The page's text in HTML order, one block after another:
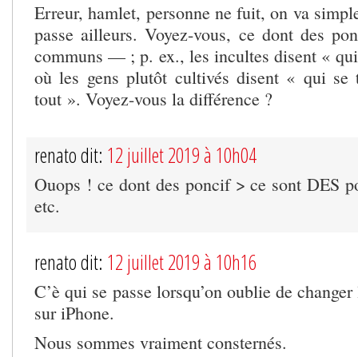
Erreur, hamlet, personne ne fuit, on va
passe ailleurs. Voyez-vous, ce dont des
communs — ; p. ex., les incultes disent «
où les gens plutôt cultivés disent « qui se
tout ». Voyez-vous la différence ?
renato dit: 12 juillet 2019 à 10h04
Ouops ! ce dont des poncif > ce sont DES
etc.
renato dit: 12 juillet 2019 à 10h16
C’è qui se passe lorsqu’on oublie de
sur iPhone.
Nous sommes vraiment consternés.